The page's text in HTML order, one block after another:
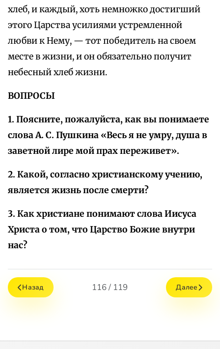
хлеб, и каждый, хоть немножко достигший
этого Царства усилиями устремленной
любви к Нему, — тот победитель на своем
месте в жизни, и он обязательно получит
небесный хлеб жизни.
ВОПРОСЫ
1. Поясните, пожалуйста, как вы понимаете
слова А. С. Пушкина «Весь я не умру, душа в
заветной лире мой прах переживет».
2. Какой, согласно христианскому учению,
является жизнь после смерти?
3. Как христиане понимают слова Иисуса
Христа о том, что Царство Божие внутри
нас?
Назад 116 / 119 Далее